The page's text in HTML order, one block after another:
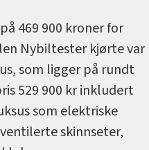
469 900 kroner for
Nybiltester kjørte var
som ligger på rundt
529 900 kr inkludert
som elektriske
skinnseter,